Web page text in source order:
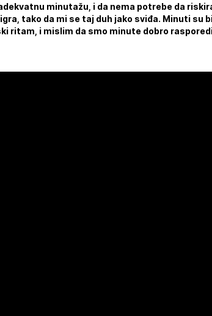
minutažu, i da nema potrebe da
tako da mi se taj duh jako sviđa. Minuti su
ritam, i mislim da smo minute dobro